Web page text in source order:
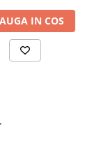
IN COS